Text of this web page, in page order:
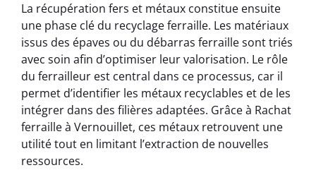
La récupération fers et métaux constitue ensuite
une phase clé du recyclage ferraille. Les matériaux
issus des épaves ou du débarras ferraille sont triés
avec soin afin d’optimiser leur valorisation. Le rôle
du ferrailleur est central dans ce processus, car il
permet d’identifier les métaux recyclables et de les
intégrer dans des filières adaptées. Grâce à Rachat
ferraille à Vernouillet, ces métaux retrouvent une
utilité tout en limitant l’extraction de nouvelles
ressources.